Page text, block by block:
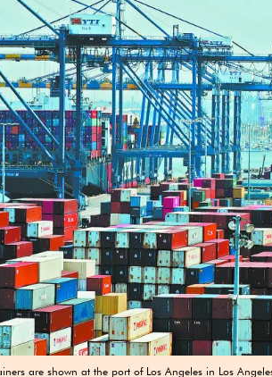
are shown at the port of Los Angeles in Los